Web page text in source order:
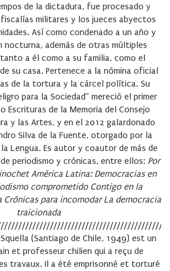
de la dictadura, fue procesado y
militares y los jueces abyectos
Así como condenado a un año y
nocturna, además de otras múltiples
a él como a su familia, como el
su casa. Pertenece a la nómina oficial
de la tortura y la cárcel política. Su
para la Sociedad” mereció el primer
Escrituras de la Memoria del Consejo
y las Artes, y en el 2012 galardonado
Silva de la Fuente, otorgado por la
Lengua. Es autor y coautor de más de
periodismo y crónicas, entre ellos: Por
América Latina: Democracias en
comprometido Contigo en la
Crónicas para incomodar La democracia
traicionada
(Santiago de Chile, 1949) est un
et professeur chilien qui a reçu de
travaux. Il a été emprisonné et torturé